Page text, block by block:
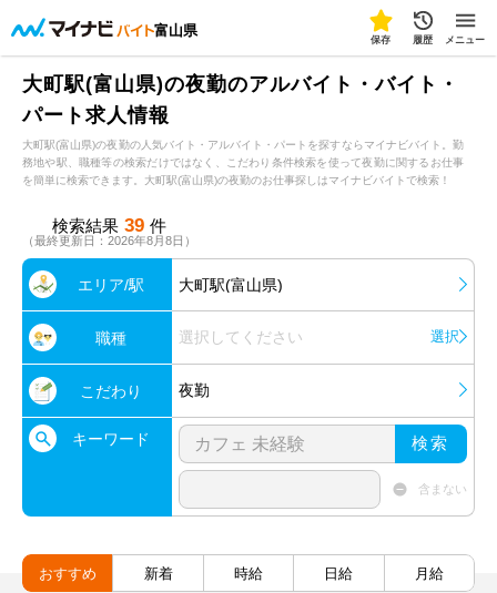
富山県
保存 履歴 メニュー
大町駅(富山県)の夜勤のアルバイト・バイト・
パート求人情報
大町駅(富山県)の夜勤の人気バイト・アルバイト・パートを探すならマイナビバイト。勤
務地や駅、職種等の検索だけではなく、こだわり条件検索を使って夜勤に関するお仕事
を簡単に検索できます。大町駅(富山県)の夜勤のお仕事探しはマイナビバイトで検索！
検索結果 39 件
（最終更新日：2026年8月8日）
エリア/駅 大町駅(富山県)
職種 選択してください 選択
こだわり 夜勤
キーワード 検索
含まない
おすすめ 新着 時給 日給 月給